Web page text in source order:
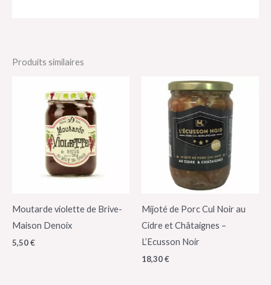
Produits similaires
Moutarde violette de Brive-
Maison Denoix
5,50€
Mijoté de Porc Cul Noir au
Cidre et Châtaignes –
L’Ecusson Noir
18,30€